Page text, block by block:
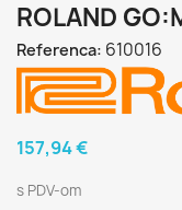
ROLAND
Referenca: 610016
157,94 €
s PDV-om